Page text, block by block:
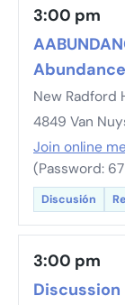
3:00 pm
New Radford
4849 Van
Join online
(Password:
Discusión
3:00 pm
Discussion